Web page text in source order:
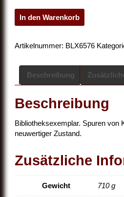
In den Warenkorb
Artikelnummer: BLX6576
Beschreibung
Beschreibung
Bibliotheksexemplar. Spuren von
neuwertiger Zustand.
Zusätzliche
Gewicht 710 g